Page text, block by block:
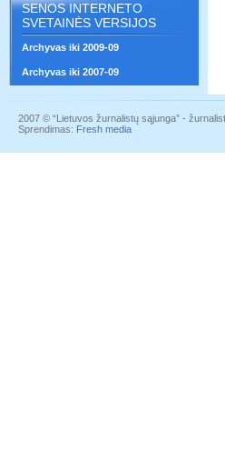
SENOS INTERNETO
SVETAINĖS VERSIJOS
Archyvas iki 2009-09
Archyvas iki 2007-09
2007 © “Lietuvos žurnalistų sąjunga” -
Sprendimas: Fresh media